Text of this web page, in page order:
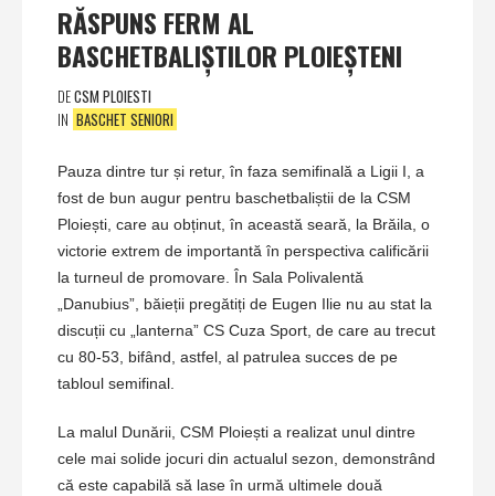
RĂSPUNS FERM AL
BASCHETBALIȘTILOR PLOIEȘTENI
DECSM PLOIESTI
IN BASCHET SENIORI
Pauza dintre tur și retur, în faza semifinală a Ligii I, a
fost de bun augur pentru baschetbaliștii de la CSM
Ploiești, care au obținut, în această seară, la Brăila, o
victorie extrem de importantă în perspectiva calificării
la turneul de promovare. În Sala Polivalentă
„Danubius”, băieții pregătiți de Eugen Ilie nu au stat la
discuții cu „lanterna” CS Cuza Sport, de care au trecut
cu 80-53, bifând, astfel, al patrulea succes de pe
tabloul semifinal.
La malul Dunării, CSM Ploiești a realizat unul dintre
cele mai solide jocuri din actualul sezon, demonstrând
că este capabilă să lase în urmă ultimele două